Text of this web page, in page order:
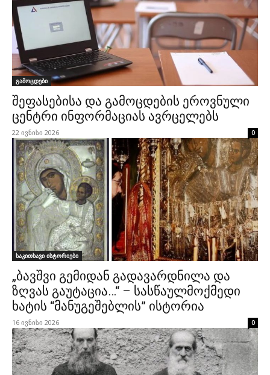
გამოცდები
შეფასებისა და გამოცდების ეროვნული
ცენტრი ინფორმაციას ავრცელებს
22 ივნისი 2026 0
საკითხავი ისტორიები
„ბავშვი გემიდან გადავარდნილა და
ზღვას გაუტაცია…“ – სასწაულმოქმედი
ხატის “მანუგეშებლის” ისტორია
16 ივნისი 2026 0